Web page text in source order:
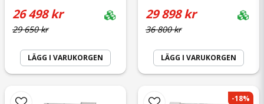
Ja, ni får publicera min fråga
29 650 kr
26 498 kr
LÄGG I VARUKORGEN
36 800 kr
29 898 kr
LÄGG I VARUKORGEN
-18%